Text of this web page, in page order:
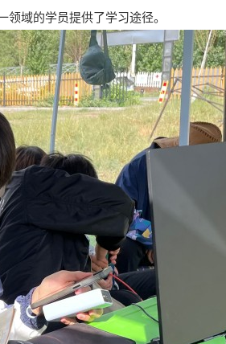
域的学员提供了学习途径。